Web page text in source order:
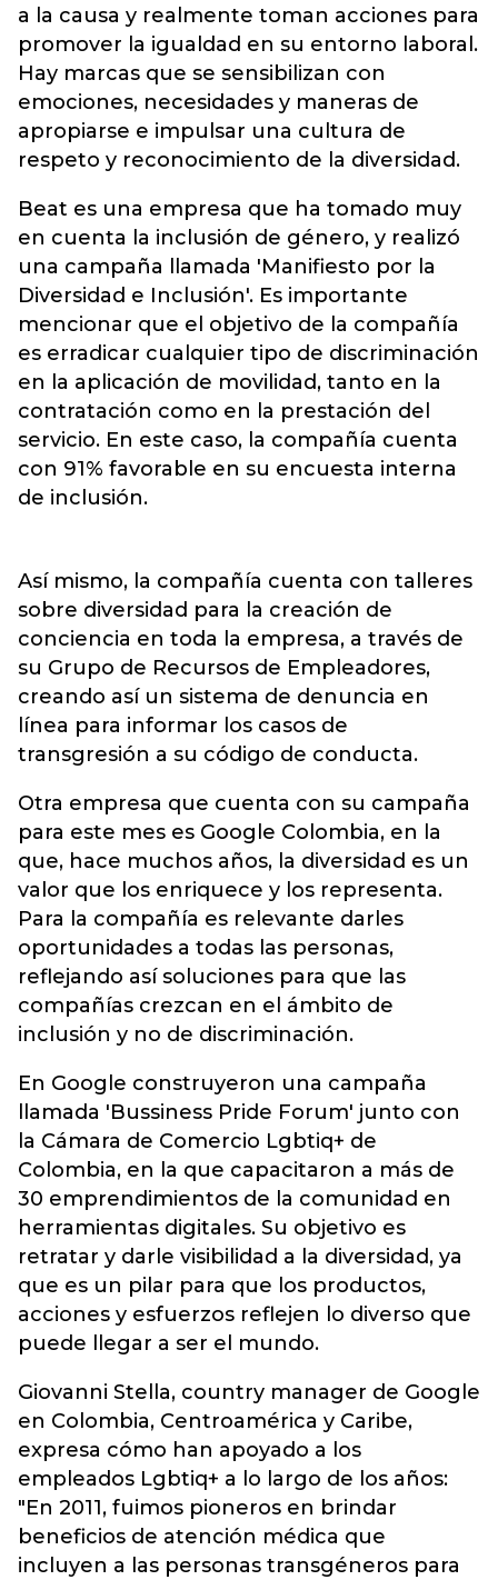
a la causa y realmente toman acciones para
promover la igualdad en su entorno laboral.
Hay marcas que se sensibilizan con
emociones, necesidades y maneras de
apropiarse e impulsar una cultura de
respeto y reconocimiento de la diversidad.
Beat es una empresa que ha tomado muy
en cuenta la inclusión de género, y realizó
una campaña llamada 'Manifiesto por la
Diversidad e Inclusión'. Es importante
mencionar que el objetivo de la compañía
es erradicar cualquier tipo de discriminación
en la aplicación de movilidad, tanto en la
contratación como en la prestación del
servicio. En este caso, la compañía cuenta
con 91% favorable en su encuesta interna
de inclusión.
Así mismo, la compañía cuenta con talleres
sobre diversidad para la creación de
conciencia en toda la empresa, a través de
su Grupo de Recursos de Empleadores,
creando así un sistema de denuncia en
línea para informar los casos de
transgresión a su código de conducta.
Otra empresa que cuenta con su campaña
para este mes es Google Colombia, en la
que, hace muchos años, la diversidad es un
valor que los enriquece y los representa.
Para la compañía es relevante darles
oportunidades a todas las personas,
reflejando así soluciones para que las
compañías crezcan en el ámbito de
inclusión y no de discriminación.
En Google construyeron una campaña
llamada 'Bussiness Pride Forum' junto con
la Cámara de Comercio Lgbtiq+ de
Colombia, en la que capacitaron a más de
30 emprendimientos de la comunidad en
herramientas digitales. Su objetivo es
retratar y darle visibilidad a la diversidad, ya
que es un pilar para que los productos,
acciones y esfuerzos reflejen lo diverso que
puede llegar a ser el mundo.
Giovanni Stella, country manager de Google
en Colombia, Centroamérica y Caribe,
expresa cómo han apoyado a los
empleados Lgbtiq+ a lo largo de los años:
"En 2011, fuimos pioneros en brindar
beneficios de atención médica que
incluyen a las personas transgéneros para